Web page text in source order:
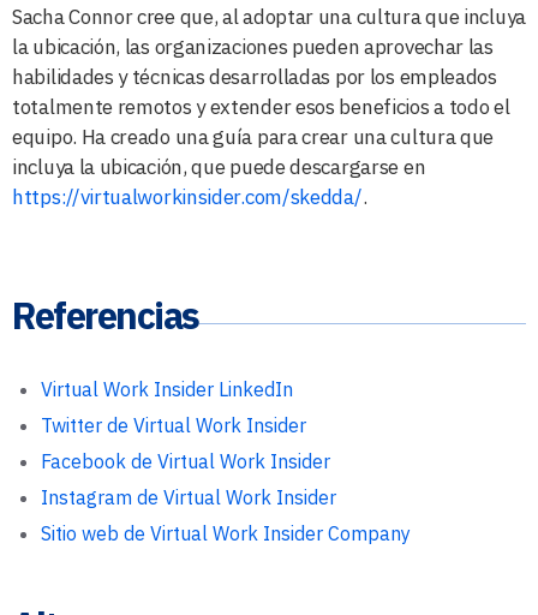
Sacha Connor cree que, al adoptar una cultura que incluya
la ubicación, las organizaciones pueden aprovechar las
habilidades y técnicas desarrolladas por los empleados
totalmente remotos y extender esos beneficios a todo el
equipo. Ha creado una guía para crear una cultura que
incluya la ubicación, que puede descargarse en
https://virtualworkinsider.com/skedda/.
Referencias
Virtual Work Insider LinkedIn
Twitter de Virtual Work Insider
Facebook de Virtual Work Insider
Instagram de Virtual Work Insider
Sitio web de Virtual Work Insider Company